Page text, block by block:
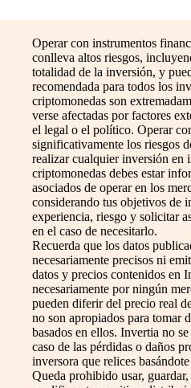
Operar con instrumentos
conlleva altos riesgos,
totalidad de la inversión, y
recomendada para todos los
criptomonedas son
verse afectadas por factores
el legal o el político. Operar
significativamente los riesgos
realizar cualquier inversión en
criptomonedas debes estar
asociados de operar en los
considerando tus objetivos de
experiencia, riesgo y solicitar
en el caso de necesitarlo.
Recuerda que los datos
necesariamente precisos ni
datos y precios contenidos en
necesariamente por ningún
pueden diferir del precio real
no son apropiados para tomar
basados en ellos. Invertia no
caso de las pérdidas o daños
inversora que relices
Queda prohibido usar,